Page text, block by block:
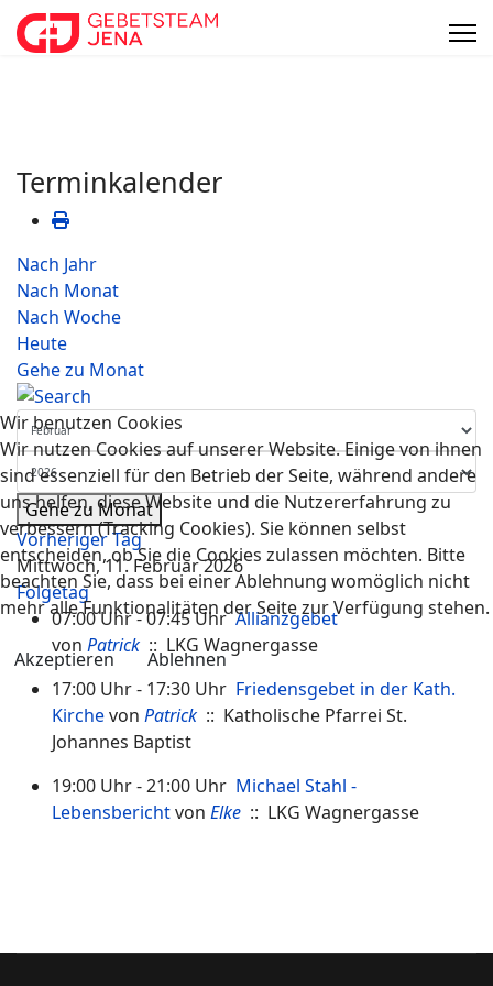
Terminkalender
Nach Jahr
Nach Monat
Nach Woche
Heute
Gehe zu Monat
Gehe zu Monat
Vorheriger Tag
Mittwoch, 11. Februar 2026
Folgetag
07:00 Uhr - 07:45 UhrAllianzgebet
von Patrick :: LKG Wagnergasse
17:00 Uhr - 17:30 Uhr Friedensgebet in der Kath.
Kirchevon Patrick :: Katholische Pfarrei St.
Johannes Baptist
19:00 Uhr - 21:00 Uhr Michael Stahl -
Lebensberichtvon Elke :: LKG Wagnergasse
Wir benutzen Cookies
Wir nutzen Cookies auf unserer Website. Einige von ihnen
sind essenziell für den Betrieb der Seite, während andere
uns helfen, diese Website und die Nutzererfahrung zu
verbessern (Tracking Cookies). Sie können selbst
entscheiden, ob Sie die Cookies zulassen möchten. Bitte
beachten Sie, dass bei einer Ablehnung womöglich nicht
mehr alle Funktionalitäten der Seite zur Verfügung stehen.
Akzeptieren Ablehnen